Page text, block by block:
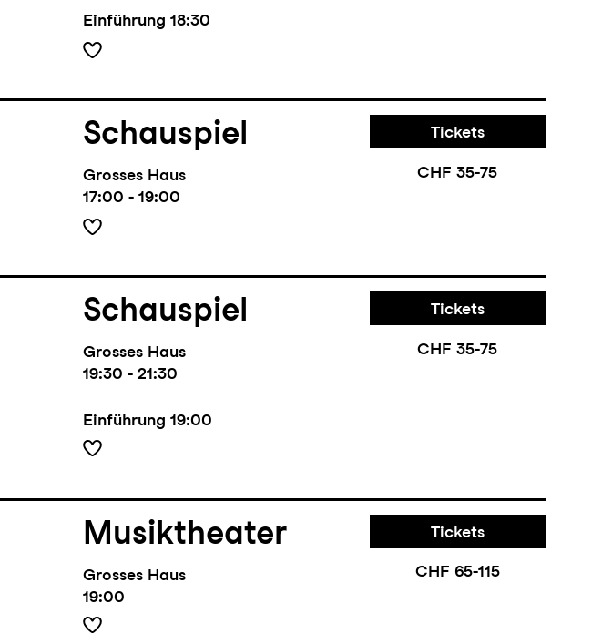
Einführung 18:30
Schauspiel
Grosses Haus
17:00 - 19:00
Tickets
CHF 35-75
Schauspiel
Grosses Haus
19:30 - 21:30
Einführung 19:00
Tickets
CHF 35-75
Musiktheater
Grosses Haus
19:00
Tickets
CHF 65-115